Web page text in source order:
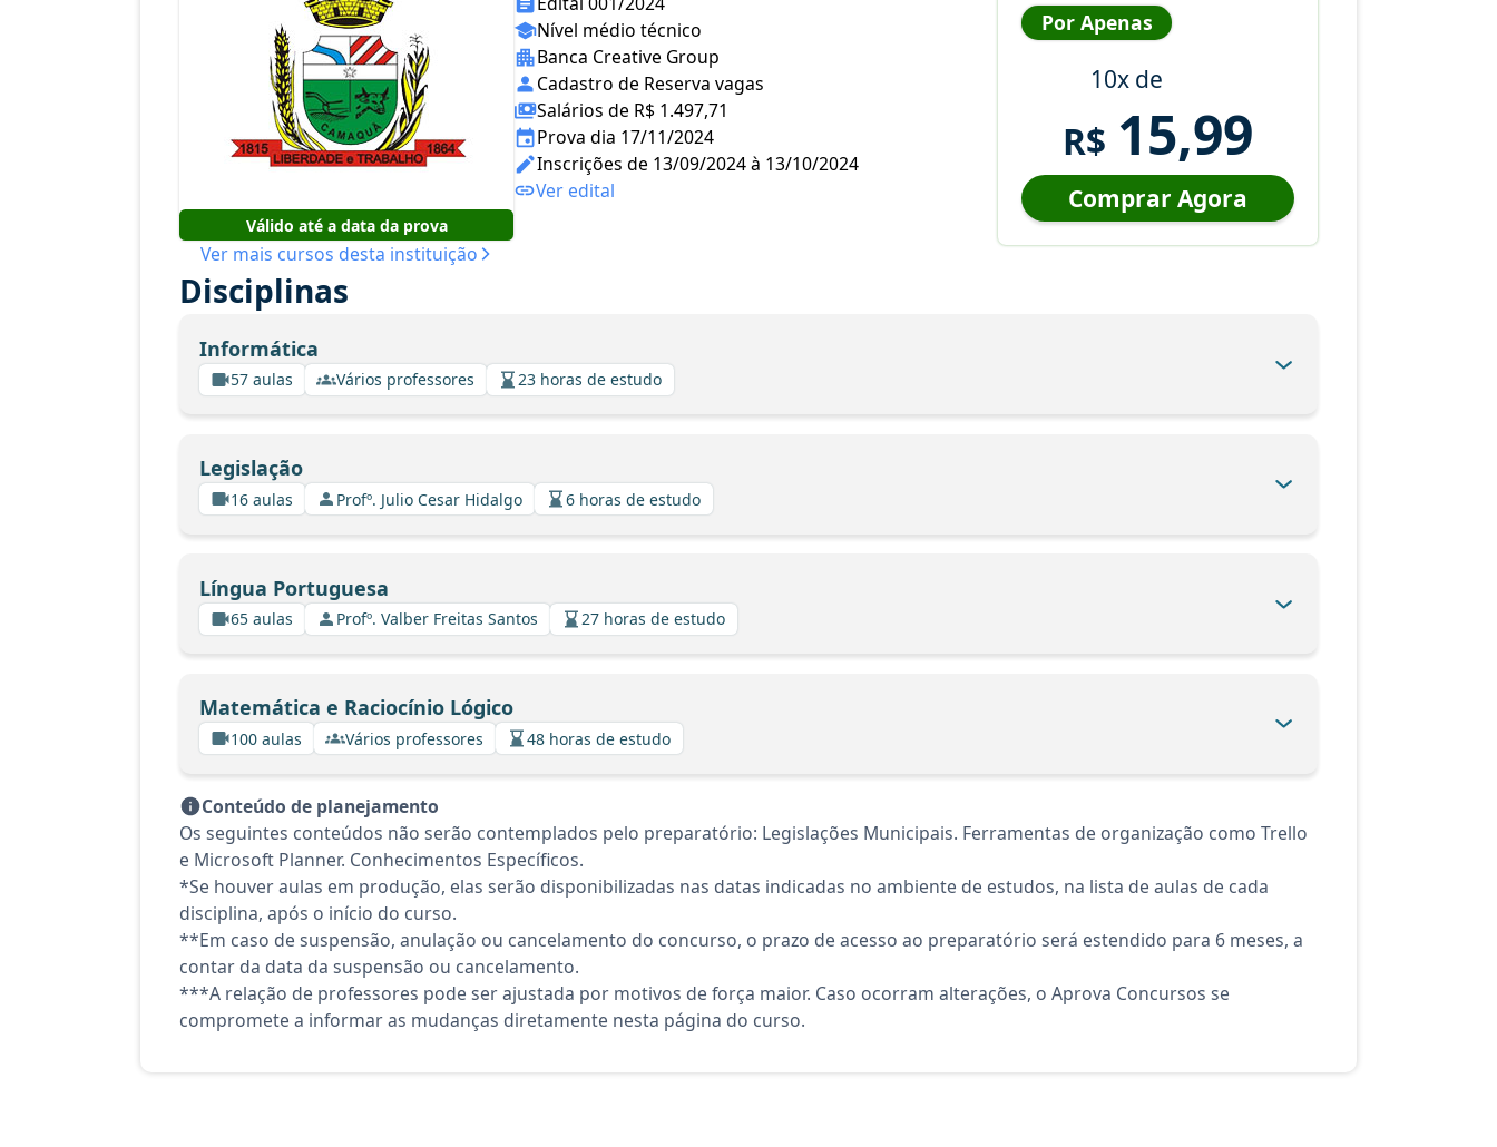
Válido até a data da prova
Ver mais cursos desta instituição
Nível médio técnico
Banca Creative Group
Cadastro de Reserva vagas
Salários de R$ 1.497,71
Prova dia 17/11/2024
Inscrições de 13/09/2024 à 13/10/2024
Ver edital
Por Apenas
10x de
R$ 15,99
Comprar Agora
Disciplinas
Informática
57 aulas Vários professores 23 horas de estudo
Legislação
16 aulas Profº. Julio Cesar Hidalgo 6 horas de estudo
Língua Portuguesa
65 aulas Profº. Valber Freitas Santos 27 horas de estudo
Matemática e Raciocínio Lógico
100 aulas Vários professores 48 horas de estudo
Conteúdo de planejamento
Os seguintes conteúdos não serão contemplados pelo preparatório: Legislações Municipais. Ferramentas de organização como Trello
e Microsoft Planner. Conhecimentos Específicos.
*Se houver aulas em produção, elas serão disponibilizadas nas datas indicadas no ambiente de estudos, na lista de aulas de cada
disciplina, após o início do curso.
**Em caso de suspensão, anulação ou cancelamento do concurso, o prazo de acesso ao preparatório será estendido para 6 meses, a
contar da data da suspensão ou cancelamento.
***A relação de professores pode ser ajustada por motivos de força maior. Caso ocorram alterações, o Aprova Concursos se
compromete a informar as mudanças diretamente nesta página do curso.